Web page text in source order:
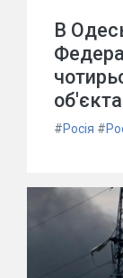
В
#Росія #